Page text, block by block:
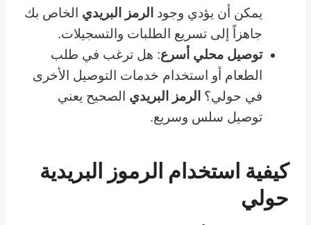
يمكن أن يؤدي وجود الرمز البريدي الخاص بك
جاهزاً إلى تسريع الطلبات والتسجيلات.
توصيل محلي أسرع: هل ترغب في طلب
الطعام أو استخدام خدمات التوصيل الأخرى
في حولي؟ الرمز البريدي الصحيح يعني
توصيل سلس وسريع.
كيفية استخدام الرموز البريدية
حولي